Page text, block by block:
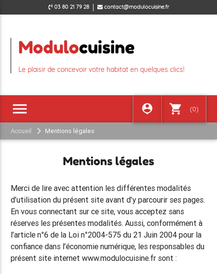
03 80 21 79 28 contact@modulocuisine.fr
Modulocuisine
Le plaisir de concevoir votre habitat en quelques clics!
person_pin shopping_cart (0)
menu
Accueil Mentions légales
Mentions légales
Merci de lire avec attention les différentes modalités
d’utilisation du présent site avant d’y parcourir ses pages.
En vous connectant sur ce site, vous acceptez sans
réserves les présentes modalités. Aussi, conformément à
l’article n°6 de la Loi n°2004-575 du 21 Juin 2004 pour la
confiance dans l’économie numérique, les responsables du
présent site internet www.modulocuisine.fr sont :